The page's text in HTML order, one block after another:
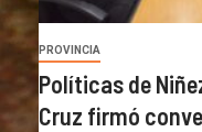
PROVINCIA
Políticas de
Cruz firmó